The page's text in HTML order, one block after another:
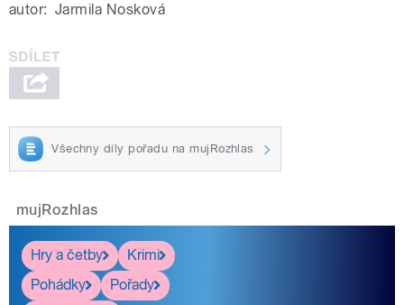
autor: Jarmila Nosková
Všechny díly pořadu na mujRozhlas
mujRozhlas
Hry a četby
Krimi
Pohádky
Pořady